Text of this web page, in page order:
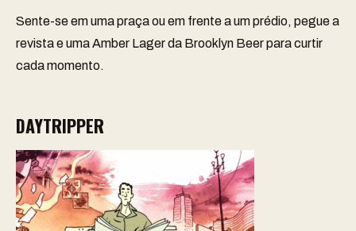
Sente-se em uma praça ou em frente a um prédio, pegue a
revista e uma Amber Lager da Brooklyn Beer para curtir
cada momento.
DAYTRIPPER